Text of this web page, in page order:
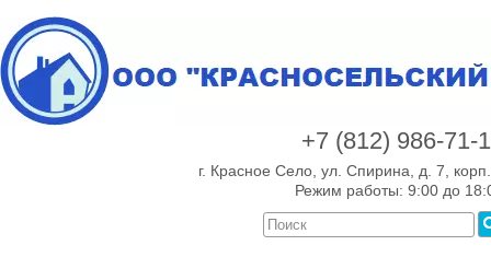
+7 (812) 986-71-
г. Красное Село, ул. Спирина, д. 7,
Режим работы: 9:00 до